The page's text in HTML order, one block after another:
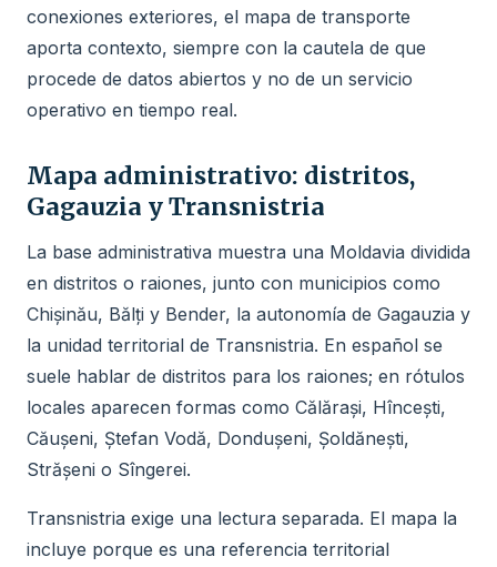
conexiones exteriores, el mapa de transporte
aporta contexto, siempre con la cautela de que
procede de datos abiertos y no de un servicio
operativo en tiempo real.
Mapa administrativo: distritos,
Gagauzia y Transnistria
La base administrativa muestra una Moldavia dividida
en distritos o raiones, junto con municipios como
Chișinău, Bălți y Bender, la autonomía de Gagauzia y
la unidad territorial de Transnistria. En español se
suele hablar de distritos para los raiones; en rótulos
locales aparecen formas como Călărași, Hîncești,
Căușeni, Ștefan Vodă, Dondușeni, Șoldănești,
Strășeni o Sîngerei.
Transnistria exige una lectura separada. El mapa la
incluye porque es una referencia territorial